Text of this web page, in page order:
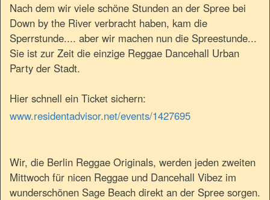
Nach dem wir viele schöne Stunden an der Spree bei
Down by the River verbracht haben, kam die
Sperrstunde.... aber wir machen nun die Spreestunde...
Sie ist zur Zeit die einzige Reggae Dancehall Urban
Party der Stadt.
Hier schnell ein Ticket sichern:
www.residentadvisor.net/events/1427695
Wir, die Berlin Reggae Originals, werden jeden zweiten
Mittwoch für nicen Reggae und Dancehall Vibez im
wunderschönen Sage Beach direkt an der Spree sorgen.